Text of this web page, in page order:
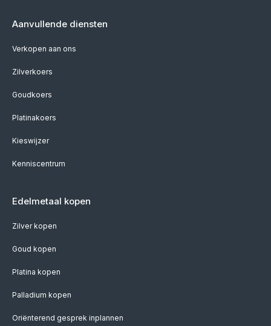
Aanvullende diensten
Verkopen aan ons
Zilverkoers
Goudkoers
Platinakoers
Kieswijzer
Kenniscentrum
Edelmetaal kopen
Zilver kopen
Goud kopen
Platina kopen
Palladium kopen
Oriënterend gesprek inplannen